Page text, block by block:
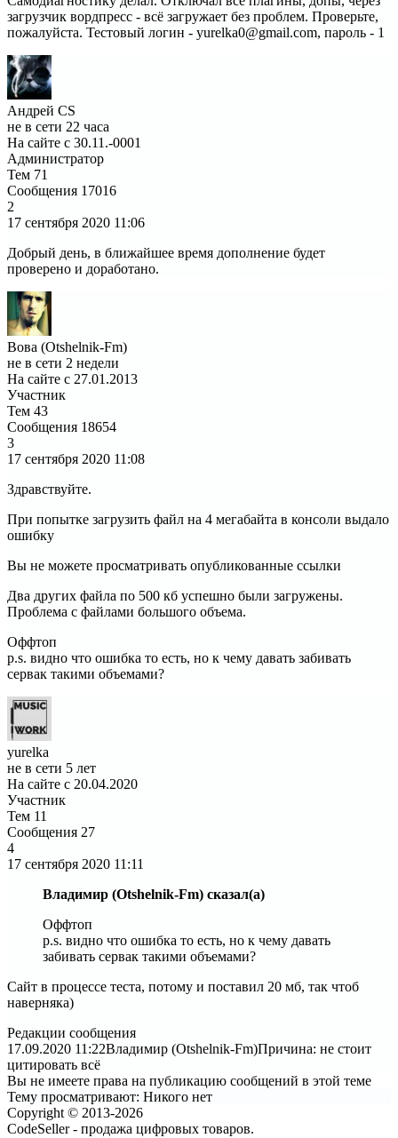
загрузчик вордпресс - всё загружает без проблем. Проверьте,
пожалуйста. Тестовый логин - yurelka0@gmail.com, пароль - 1
Андрей CS
не в сети 22 часа
На сайте с 30.11.-0001
Администратор
Тем 71
Сообщения 17016
2
17 сентября 2020 11:06
Добрый день, в ближайшее время дополнение будет
проверено и доработано.
Вова (Otshelnik-Fm)
не в сети 2 недели
На сайте с 27.01.2013
Участник
Тем 43
Сообщения 18654
3
17 сентября 2020 11:08
Здравствуйте.
При попытке загрузить файл на 4 мегабайта в консоли выдало
ошибку
Вы не можете просматривать опубликованные ссылки
Два других файла по 500 кб успешно были загружены.
Проблема с файлами большого объема.
Оффтоп
p.s. видно что ошибка то есть, но к чему давать забивать
сервак такими объемами?
yurelka
не в сети 5 лет
На сайте с 20.04.2020
Участник
Тем 11
Сообщения 27
4
17 сентября 2020 11:11
Владимир (Otshelnik-Fm) сказал(а)
Оффтоп
p.s. видно что ошибка то есть, но к чему давать
забивать сервак такими объемами?
Сайт в процессе теста, потому и поставил 20 мб, так чтоб
наверняка)
Редакции сообщения
17.09.2020 11:22Владимир (Otshelnik-Fm)Причина: не стоит
цитировать всё
Вы не имеете права на публикацию сообщений в этой теме
Тему просматривают: Никого нет
Copyright © 2013-2026
CodeSeller - продажа цифровых товаров.